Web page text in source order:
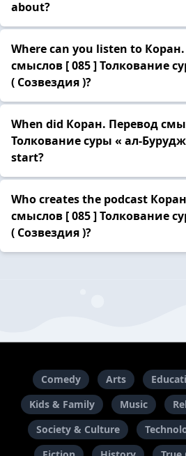
about?
Where can you listen to
смыслов [ 085 ] Толкование
( Созвездия )?
When did Коран. Перевод
Толкование cуры « ал-
start?
Who creates the podcast
смыслов [ 085 ] Толкование
( Созвездия )?
Comedy Arts
Kids & Family
Music
Society & Culture